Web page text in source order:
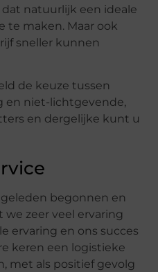
dat natuurlijk een ideale
te maken. Maar ook
sneller kunnen
de keuze tussen
en niet-lichtgevende,
en dergelijke kunt u
geleden begonnen en
zeer veel ervaring
ervaring en ons succes
keren een logistieke
met als positief gevolg